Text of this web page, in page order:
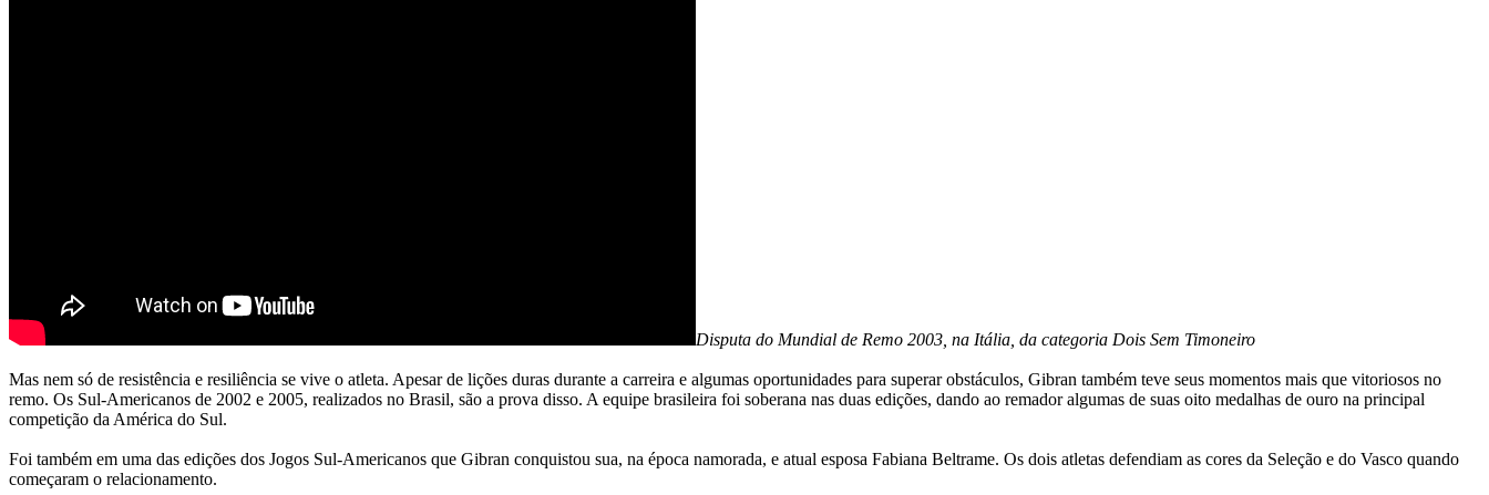
Disputa do Mundial de Remo 2003, na Itália, da categoria Dois Sem Timoneiro
Mas nem só de resistência e resiliência se vive o atleta. Apesar de lições duras durante a carreira e algumas oportunidades para superar obstáculos, Gibran também teve seus momentos mais que vitoriosos no
remo. Os Sul-Americanos de 2002 e 2005, realizados no Brasil, são a prova disso. A equipe brasileira foi soberana nas duas edições, dando ao remador algumas de suas oito medalhas de ouro na principal
competição da América do Sul.
Foi também em uma das edições dos Jogos Sul-Americanos que Gibran conquistou sua, na época namorada, e atual esposa Fabiana Beltrame. Os dois atletas defendiam as cores da Seleção e do Vasco quando
começaram o relacionamento.